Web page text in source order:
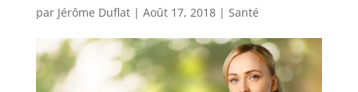
par Jérôme Duflat| Août 17, 2018| Santé